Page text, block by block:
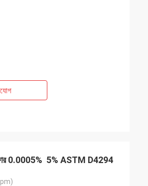
0.0005% ️ 5% ASTM D4294